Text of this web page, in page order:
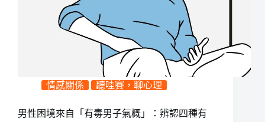
情感關係 聽哇賽，聊心理
男性困境來自「有毒男子氣概」：辨認四種有